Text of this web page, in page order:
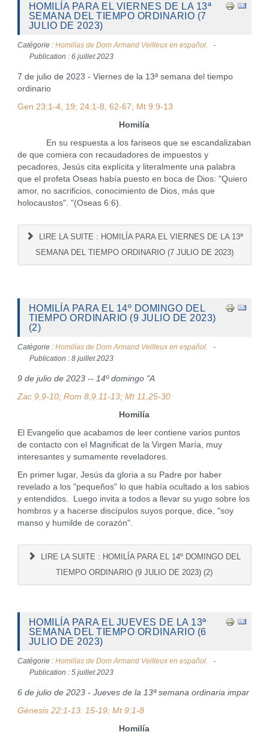
HOMILÍA PARA EL VIERNES DE LA 13ª
SEMANA DEL TIEMPO ORDINARIO (7
JULIO DE 2023)
Catégorie : Homilías de Dom Armand Veilleux en español.
Publication : 6 juillet 2023
7 de julio de 2023 - Viernes de la 13ª semana del tiempo
ordinario
Gen 23:1-4, 19; 24:1-8, 62-67; Mt 9:9-13
Homilía
En su respuesta a los fariseos que se escandalizaban
de que comiera con recaudadores de impuestos y
pecadores, Jesús cita explícita y literalmente una palabra
que el profeta Oseas había puesto en boca de Dios: "Quiero
amor, no sacrificios, conocimiento de Dios, más que
holocaustos". "(Oseas 6:6).
LIRE LA SUITE : HOMILÍA PARA EL VIERNES DE LA 13ª
SEMANA DEL TIEMPO ORDINARIO (7 JULIO DE 2023)
HOMILÍA PARA EL 14º DOMINGO DEL
TIEMPO ORDINARIO (9 JULIO DE 2023)
(2)
Catégorie : Homilías de Dom Armand Veilleux en español.
Publication : 8 juillet 2023
9 de julio de 2023 -- 14º domingo "A
Zac 9,9-10; Rom 8,9.11-13; Mt 11,25-30
Homilía
El Evangelio que acabamos de leer contiene varios puntos
de contacto con el Magnificat de la Virgen María, muy
interesantes y sumamente reveladores.
En primer lugar, Jesús da gloria a su Padre por haber
revelado a los "pequeños" lo que había ocultado a los sabios
y entendidos. Luego invita a todos a llevar su yugo sobre los
hombros y a hacerse discípulos suyos porque, dice, "soy
manso y humilde de corazón".
LIRE LA SUITE : HOMILÍA PARA EL 14º DOMINGO DEL
TIEMPO ORDINARIO (9 JULIO DE 2023) (2)
HOMILÍA PARA EL JUEVES DE LA 13ª
SEMANA DEL TIEMPO ORDINARIO (6
JULIO DE 2023)
Catégorie : Homilías de Dom Armand Veilleux en español.
Publication : 5 juillet 2023
6 de julio de 2023 - Jueves de la 13ª semana ordinaria impar
Génesis 22:1-13. 15-19; Mt 9:1-8
Homilía